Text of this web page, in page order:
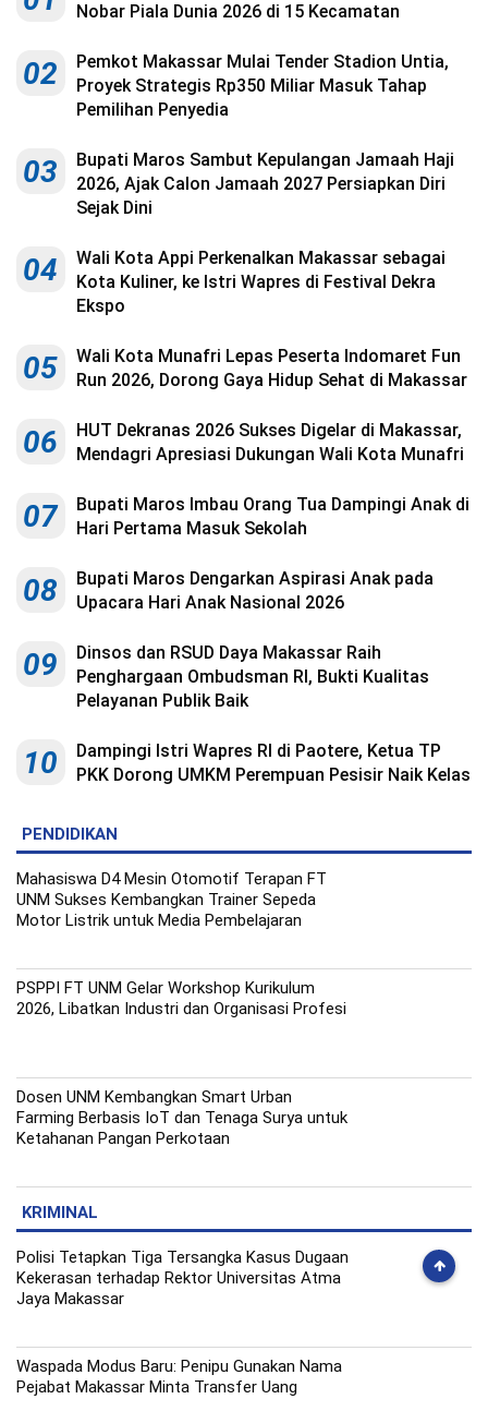
Nobar Piala Dunia 2026 di 15 Kecamatan
02
Pemkot Makassar Mulai Tender Stadion Untia,
Proyek Strategis Rp350 Miliar Masuk Tahap
Pemilihan Penyedia
03
Bupati Maros Sambut Kepulangan Jamaah Haji
2026, Ajak Calon Jamaah 2027 Persiapkan Diri
Sejak Dini
04
Wali Kota Appi Perkenalkan Makassar sebagai
Kota Kuliner, ke Istri Wapres di Festival Dekra
Ekspo
05
Wali Kota Munafri Lepas Peserta Indomaret Fun
Run 2026, Dorong Gaya Hidup Sehat di Makassar
06
HUT Dekranas 2026 Sukses Digelar di Makassar,
Mendagri Apresiasi Dukungan Wali Kota Munafri
07
Bupati Maros Imbau Orang Tua Dampingi Anak di
Hari Pertama Masuk Sekolah
08
Bupati Maros Dengarkan Aspirasi Anak pada
Upacara Hari Anak Nasional 2026
09
Dinsos dan RSUD Daya Makassar Raih
Penghargaan Ombudsman RI, Bukti Kualitas
Pelayanan Publik Baik
10
Dampingi Istri Wapres RI di Paotere, Ketua TP
PKK Dorong UMKM Perempuan Pesisir Naik Kelas
PENDIDIKAN
Mahasiswa D4 Mesin Otomotif Terapan FT
UNM Sukses Kembangkan Trainer Sepeda
Motor Listrik untuk Media Pembelajaran
PSPPI FT UNM Gelar Workshop Kurikulum
2026, Libatkan Industri dan Organisasi Profesi
Dosen UNM Kembangkan Smart Urban
Farming Berbasis IoT dan Tenaga Surya untuk
Ketahanan Pangan Perkotaan
KRIMINAL
Polisi Tetapkan Tiga Tersangka Kasus Dugaan
Kekerasan terhadap Rektor Universitas Atma
Jaya Makassar
Waspada Modus Baru: Penipu Gunakan Nama
Pejabat Makassar Minta Transfer Uang